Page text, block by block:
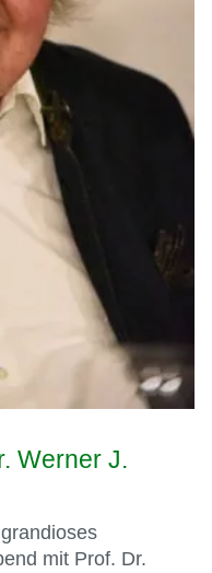
Werner J.
mit Prof. Dr.